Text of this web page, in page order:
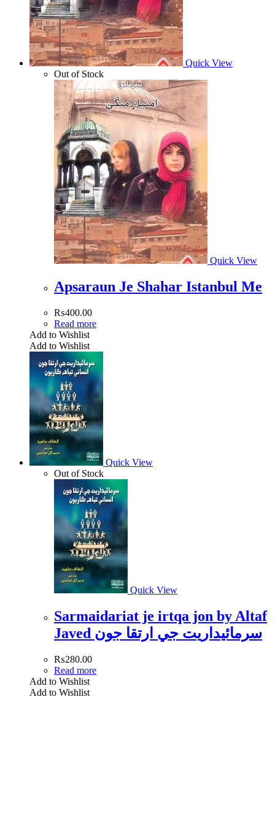
Quick View
Out of Stock
Quick View
Apsaraun Je Shahar Istanbul Me
₨400.00
Read more
Add to Wishlist
Add to Wishlist
Quick View
Out of Stock
Quick View
Sarmaidariat je irtqa jon by Altaf
Javed سرمائيداريت جي ارتقا جون
₨280.00
Read more
Add to Wishlist
Add to Wishlist